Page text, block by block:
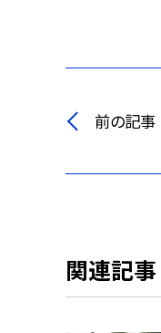
前の記事
関連記事